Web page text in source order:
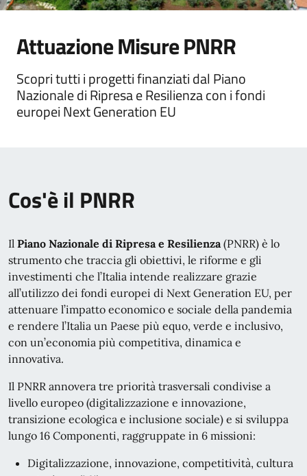
Attuazione Misure PNRR
Dettagli della descrizione
Scopri tutti i progetti finanziati dal Piano
Nazionale di Ripresa e Resilienza con i fondi
europei Next Generation EU
Cos'è il PNRR
Il Piano Nazionale di Ripresa e Resilienza(PNRR) è lo
strumento che traccia gli obiettivi, le riforme e gli
investimenti che l’Italia intende realizzare grazie
all’utilizzo dei fondi europei di Next Generation EU, per
attenuare l’impatto economico e sociale della pandemia
e rendere l’Italia un Paese più equo, verde e inclusivo,
con un’economia più competitiva, dinamica e
innovativa.
Il PNRR annovera tre priorità trasversali condivise a
livello europeo (digitalizzazione e innovazione,
transizione ecologica e inclusione sociale) e si sviluppa
lungo 16 Componenti, raggruppate in 6 missioni:
Digitalizzazione, innovazione, competitività, cultura